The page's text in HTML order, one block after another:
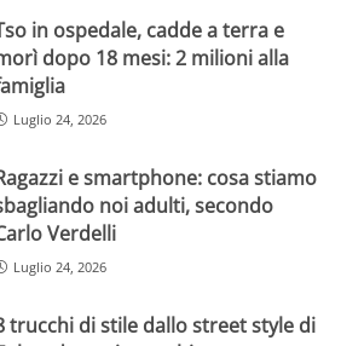
in ospedale, cadde a terra e
dopo 18 mesi: 2 milioni alla
Luglio 24, 2026
e smartphone: cosa stiamo
noi adulti, secondo
Verdelli
Luglio 24, 2026
trucchi di stile dallo street style di